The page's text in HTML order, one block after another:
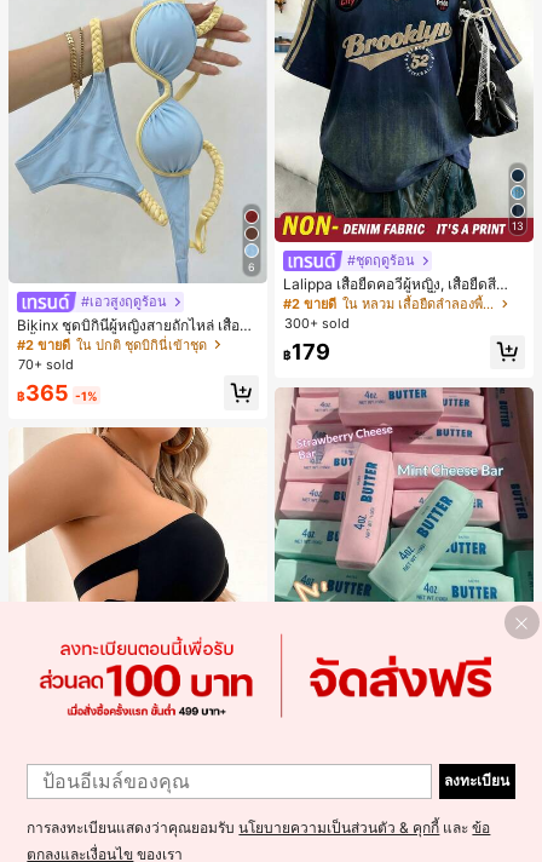
6
#เอวสูงฤดูร้อน
Bikinx ชุดบิกินี่ผู้หญิงสายถักไหล่ เสื้อว่า
ยน้ำวันพีซมีโครงพร้อมสายผูกหลังสีตัด
กัน สำหรับเที่ยวพักผ่อน ชายหาด ฤดูร้อ
#2 ขายดี ใน ปกติ ชุดบิกินี่เข้าชุด
70+ sold
฿365 -1%
เสื้อชั้นในสตรีไร้ตะเข็บ ไร้โครง เซ็กซี่ ด้
ลัง ไร้สาย สบายตลอดวัน
300+ sold
145 -3% 2 วันสุดท้าย
13
#ชุดฤดูร้อน
Lalippa เสื้อยืดคอวีผู้หญิง, เสื้อยืดสีน้ำเ
งินสไตล์มินิมอลเรโทร, เสื้อยืดผู้หญิงทร
งหลวมสบาย, พิมพ์ตัวอักษรและตัวเลข
ดูร้อน, ลวดลายดีไซน์, ความรู้สึกพรีเมีย
น, กลางแจ้ง, ช้อปปิ้ง, การเดินทาง, เสื้อ
ผ้ากลางแจ้ง
#2 ขายดี
ใน หลวม เสื้อยืดลำลองพื้นฐาน
300+ sold
฿179
ลูกบอลบีบช้าคืนตัวนุ่ม สีชมพู แท่งเนย
บีบคลายเครียด นุ่มยืดหยุ่น ของเล่นบีบ
4 ออนซ์ ของเล่นเกลือ เหมาะสำหรับขอ
วัญปาร์ตี้ สกวิชชี่ ของเล่นสกวิชชี่ ของเ
ล่นคลายเครียดสกวิชชี่ สกวิชชี่เกี๊ยว ขอ
งเล่นสำหรับผู้ใหญ่ ผู้หญิง สกวิชชี่กรอบ
สกวิชชี่เนยกรอบ บีบ ลูกบอลสลัชชี่
#1 ขายดี
ใน ของเล่นและเกม
100+ sold
1
ลงทะเบียน
การลงทะเบียนแสดงว่าคุณยอมรับนโยบายความเป็นส่วนตัว & คุกกี้ และข้อ
ตกลงและเงื่อนไข ของเรา